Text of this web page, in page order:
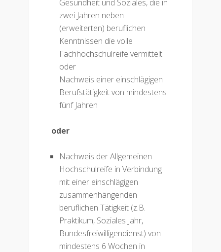
Gesundheit und Soziales, die in
zwei Jahren neben
(erweiterten) beruflichen
Kenntnissen die volle
Fachhochschulreife vermittelt
oder
Nachweis einer einschlägigen
Berufstätigkeit von mindestens
fünf Jahren
oder
Nachweis der Allgemeinen
Hochschulreife in Verbindung
mit einer einschlägigen
zusammenhängenden
beruflichen Tätigkeit (z.B.
Praktikum, Soziales Jahr,
Bundesfreiwilligendienst) von
mindestens 6 Wochen in